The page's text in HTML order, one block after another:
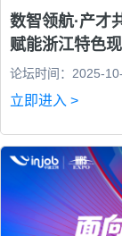
数智领航·产
赋能浙江特色
论坛时间：2025-
立即进入 >